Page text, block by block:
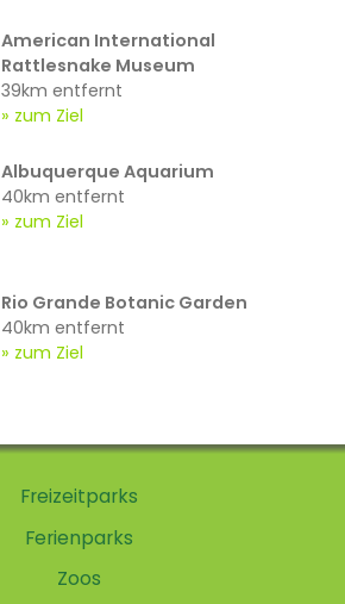
American International
Rattlesnake Museum
39km entfernt
zum Ziel
Albuquerque Aquarium
40km entfernt
zum Ziel
Rio Grande Botanic Garden
40km entfernt
zum Ziel
Freizeitparks
Ferienparks
Zoos